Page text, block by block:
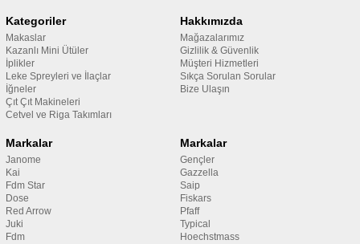
Kategoriler
Makaslar
Kazanlı Mini Ütüler
İplikler
Leke Spreyleri ve İlaçlar
İğneler
Çıt Çıt Makineleri
Cetvel ve Riga Takımları
Hakkımızda
Mağazalarımız
Gizlilik & Güvenlik
Müşteri Hizmetleri
Sıkça Sorulan Sorular
Bize Ulaşın
Markalar
Janome
Kai
Fdm Star
Dose
Red Arrow
Juki
Fdm
Markalar
Gençler
Gazzella
Saip
Fiskars
Pfaff
Typical
Hoechstmass